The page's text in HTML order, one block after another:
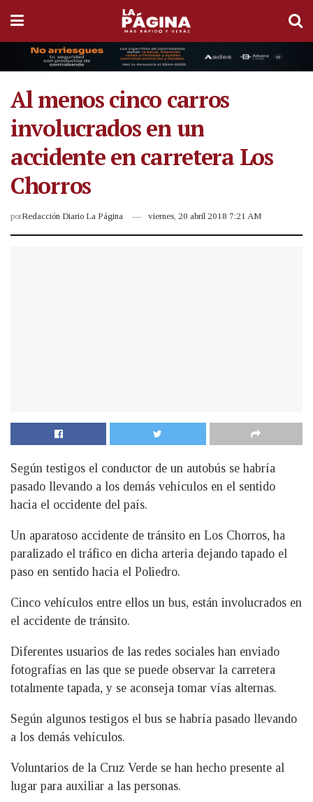
Al menos cinco carros
involucrados en un
accidente en carretera Los
Chorros
porRedacción Diario La Página viernes, 20 abril 2018 7:21 AM
Según testigos el conductor de un autobús se habría
pasado llevando a los demás vehículos en el sentido
hacia el occidente del país.
Un aparatoso accidente de tránsito en Los Chorros, ha
paralizado el tráfico en dicha arteria dejando tapado el
paso en sentido hacia el Poliedro.
Cinco vehículos entre ellos un bus, están involucrados en
el accidente de tránsito.
Diferentes usuarios de las redes sociales han enviado
fotografías en las que se puede observar la carretera
totalmente tapada, y se aconseja tomar vías alternas.
Según algunos testigos el bus se habría pasado llevando
a los demás vehículos.
Voluntarios de la Cruz Verde se han hecho presente al
lugar para auxiliar a las personas.